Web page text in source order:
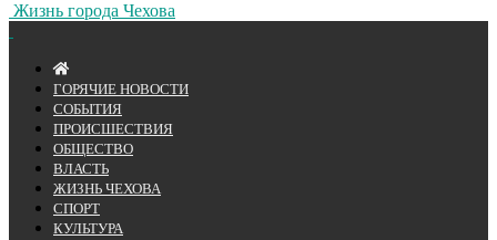
Жизнь города Чехова
ГОРЯЧИЕ НОВОСТИ
СОБЫТИЯ
ПРОИСШЕСТВИЯ
ОБЩЕСТВО
ВЛАСТЬ
ЖИЗНЬ ЧЕХОВА
СПОРТ
КУЛЬТУРА